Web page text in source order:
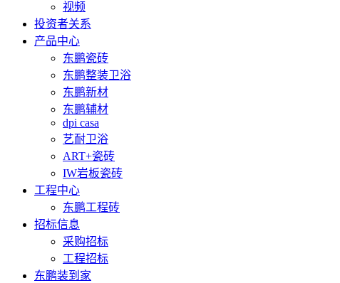
视频
投资者关系
产品中心
东鹏瓷砖
东鹏整装卫浴
东鹏新材
东鹏辅材
dpi casa
艺耐卫浴
ART+瓷砖
IW岩板瓷砖
工程中心
东鹏工程砖
招标信息
采购招标
工程招标
东鹏装到家